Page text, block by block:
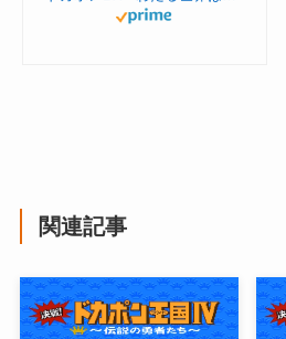
関連記事